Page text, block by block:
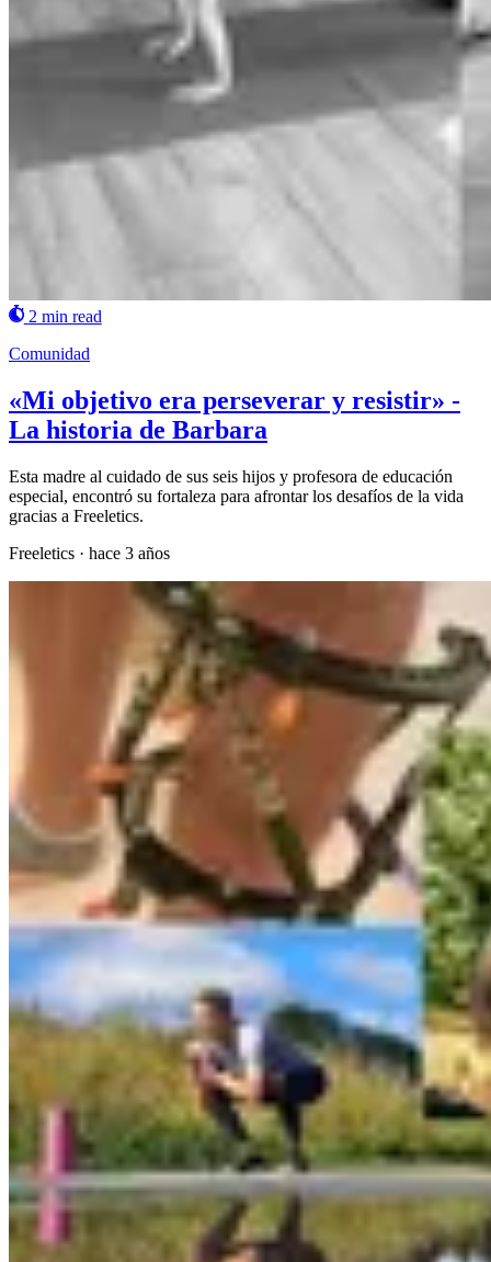
2 min read
Comunidad
«Mi objetivo era perseverar y resistir» -
La historia de Barbara
Esta madre al cuidado de sus seis hijos y profesora de educación
especial, encontró su fortaleza para afrontar los desafíos de la vida
gracias a Freeletics.
Freeletics · hace 3 años